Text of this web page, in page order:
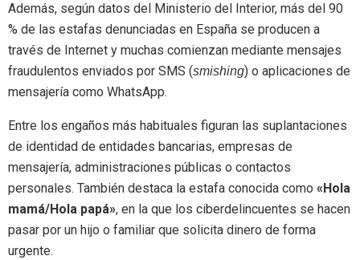
Además, según datos del Ministerio del Interior, más del 90
% de las estafas denunciadas en España se producen a
través de Internet y muchas comienzan mediante mensajes
fraudulentos enviados por SMS (smishing) o aplicaciones de
mensajería como WhatsApp.
Entre los engaños más habituales figuran las suplantaciones
de identidad de entidades bancarias, empresas de
mensajería, administraciones públicas o contactos
personales. También destaca la estafa conocida como «Hola
mamá/Hola papá», en la que los ciberdelincuentes se hacen
pasar por un hijo o familiar que solicita dinero de forma
urgente.